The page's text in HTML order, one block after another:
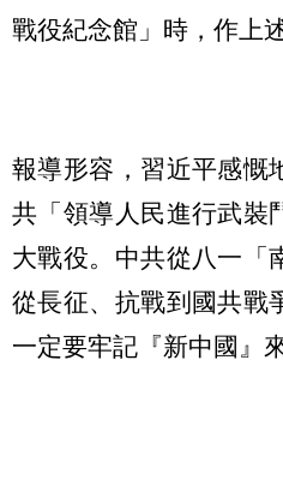
戰役紀念館」時，作上
報導形容，習近平感慨
共「領導人民進行武裝
大戰役。中共從八一「
從長征、抗戰到國共戰
一定要牢記『新中國』